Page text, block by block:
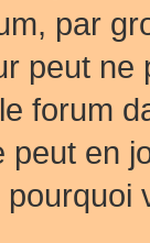
par
peut
forum
peut en